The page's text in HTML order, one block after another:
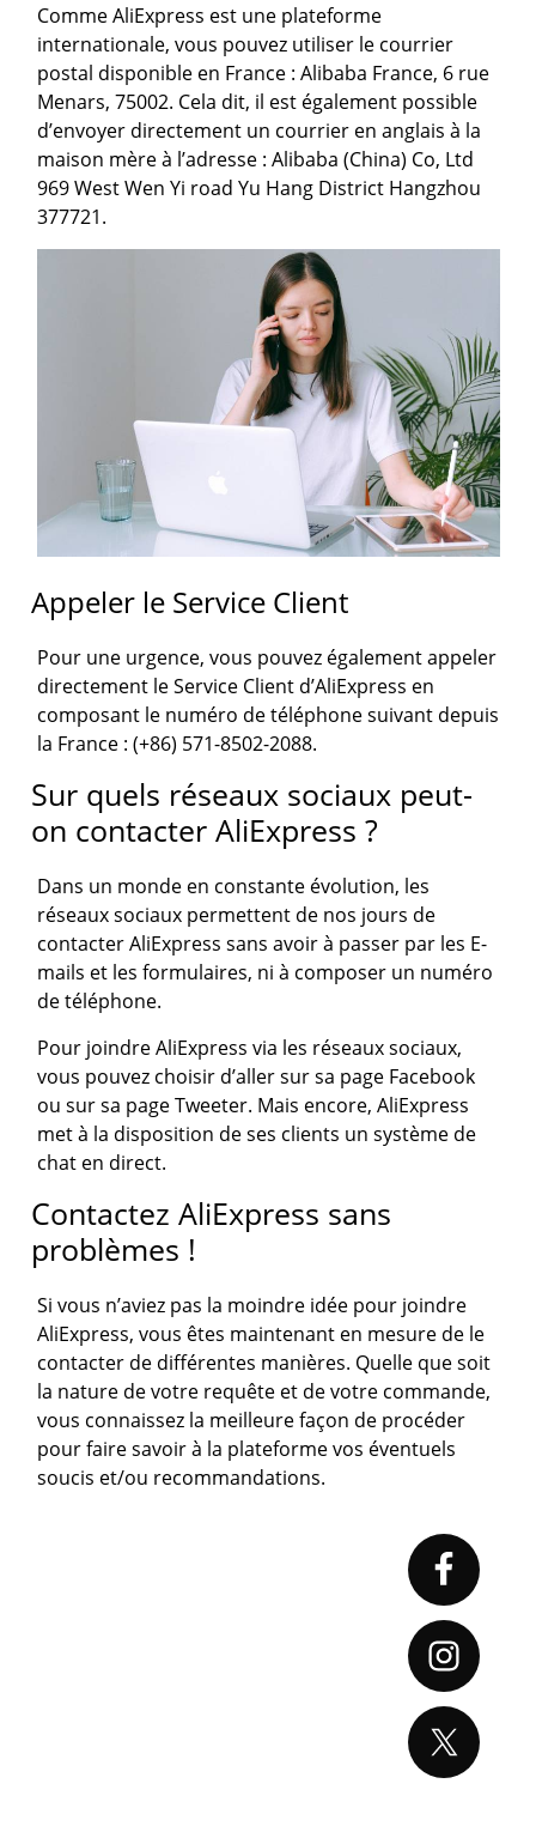
Comme AliExpress est une plateforme
internationale, vous pouvez utiliser le courrier
postal disponible en France : Alibaba France, 6 rue
Menars, 75002. Cela dit, il est également possible
d’envoyer directement un courrier en anglais à la
maison mère à l’adresse : Alibaba (China) Co, Ltd
969 West Wen Yi road Yu Hang District Hangzhou
377721.
Appeler le Service Client
Pour une urgence, vous pouvez également appeler
directement le Service Client d’AliExpress en
composant le numéro de téléphone suivant depuis
la France : (+86) 571-8502-2088.
Sur quels réseaux sociaux peut-
on contacter AliExpress ?
Dans un monde en constante évolution, les
réseaux sociaux permettent de nos jours de
contacter AliExpress sans avoir à passer par les E-
mails et les formulaires, ni à composer un numéro
de téléphone.
Pour joindre AliExpress via les réseaux sociaux,
vous pouvez choisir d’aller sur sa page Facebook
ou sur sa page Tweeter. Mais encore, AliExpress
met à la disposition de ses clients un système de
chat en direct.
Contactez AliExpress sans
problèmes !
Si vous n’aviez pas la moindre idée pour joindre
AliExpress, vous êtes maintenant en mesure de le
contacter de différentes manières. Quelle que soit
la nature de votre requête et de votre commande,
vous connaissez la meilleure façon de procéder
pour faire savoir à la plateforme vos éventuels
soucis et/ou recommandations.
Primary
Sidebar